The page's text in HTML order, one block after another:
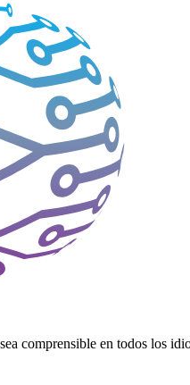
comprensible en todos los